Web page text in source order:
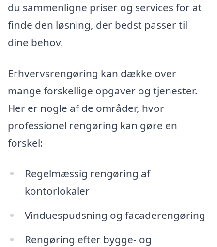
du sammenligne priser og services for at
finde den løsning, der bedst passer til
dine behov.
Erhvervsrengøring kan dække over
mange forskellige opgaver og tjenester.
Her er nogle af de områder, hvor
professionel rengøring kan gøre en
forskel:
Regelmæssig rengøring af
kontorlokaler
Vinduespudsning og facaderengøring
Rengøring efter bygge- og